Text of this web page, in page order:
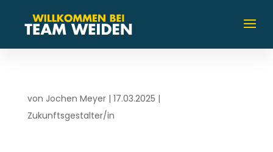
von Jochen Meyer| 17.03.2025 |
Zukunftsgestalter/in